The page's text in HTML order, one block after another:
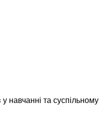
навчанні та суспільному